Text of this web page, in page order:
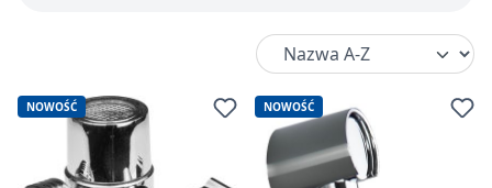
NOWOŚĆ NOWOŚĆ